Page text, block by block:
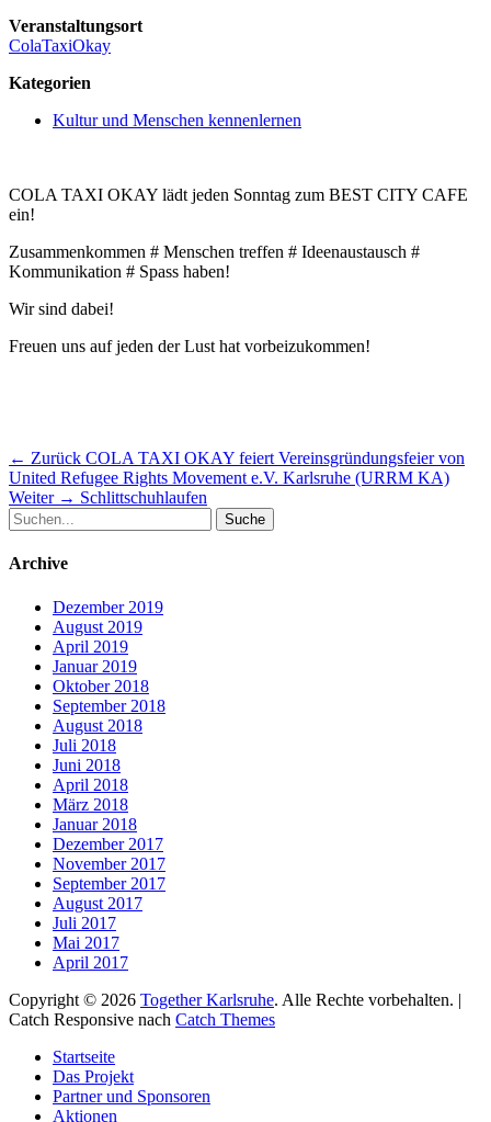
Veranstaltungsort
ColaTaxiOkay
Kategorien
Kultur und Menschen kennenlernen
COLA TAXI OKAY lädt jeden Sonntag zum BEST CITY CAFE
ein!
Zusammenkommen # Menschen treffen # Ideenaustausch #
Kommunikation # Spass haben!
Wir sind dabei!
Freuen uns auf jeden der Lust hat vorbeizukommen!
Beitragsnavigation
← Zurück Vorheriger
Beitrag:
COLA TAXI OKAY feiert Vereinsgründungsfeier von
United Refugee Rights Movement e.V. Karlsruhe (URRM KA)
Weiter → Nächster
Schlittschuhlaufen
Suche
nach:
Archive
Dezember 2019
August 2019
April 2019
Januar 2019
Oktober 2018
September 2018
August 2018
Juli 2018
Juni 2018
April 2018
März 2018
Januar 2018
Dezember 2017
November 2017
September 2017
August 2017
Juli 2017
Mai 2017
April 2017
Copyright © 2026 Together Karlsruhe. Alle Rechte vorbehalten. |
Catch Responsive nach Catch Themes
oben
scrollen
Startseite
Das Projekt
Partner und Sponsoren
Aktionen